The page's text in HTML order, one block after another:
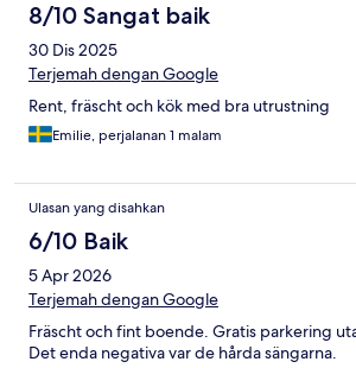
8/10 Sangat baik
30 Dis 2025
Terjemah dengan Google
Rent, fräscht och kök med bra utrustning
Emilie, perjalanan 1 malam
Ulasan yang disahkan
6/10 Baik
5 Apr 2026
Terjemah dengan Google
Fräscht och fint boende. Gratis parkering
Det enda negativa var de hårda sängarna.